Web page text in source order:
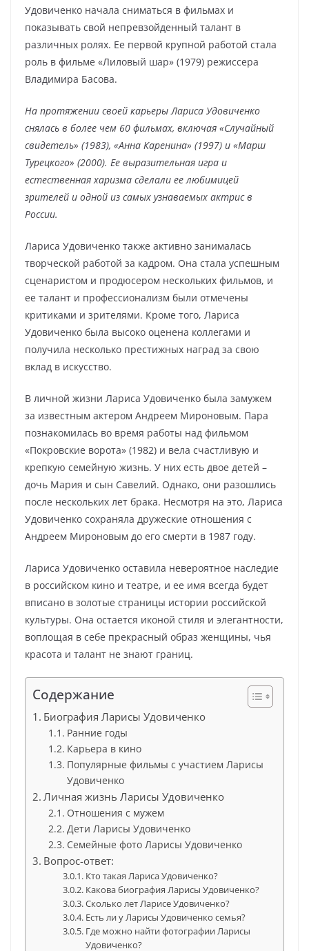
Удовиченко начала сниматься в фильмах и
показывать свой непревзойденный талант в
различных ролях. Ее первой крупной работой стала
роль в фильме «Лиловый шар» (1979) режиссера
Владимира Басова.
На протяжении своей карьеры Лариса Удовиченко
снялась в более чем 60 фильмах, включая «Случайный
свидетель» (1983), «Анна Каренина» (1997) и «Марш
Турецкого» (2000). Ее выразительная игра и
естественная харизма сделали ее любимицей
зрителей и одной из самых узнаваемых актрис в
России.
Лариса Удовиченко также активно занималась
творческой работой за кадром. Она стала успешным
сценаристом и продюсером нескольких фильмов, и
ее талант и профессионализм были отмечены
критиками и зрителями. Кроме того, Лариса
Удовиченко была высоко оценена коллегами и
получила несколько престижных наград за свою
вклад в искусство.
В личной жизни Лариса Удовиченко была замужем
за известным актером Андреем Мироновым. Пара
познакомилась во время работы над фильмом
«Покровские ворота» (1982) и вела счастливую и
крепкую семейную жизнь. У них есть двое детей –
дочь Мария и сын Савелий. Однако, они разошлись
после нескольких лет брака. Несмотря на это, Лариса
Удовиченко сохраняла дружеские отношения с
Андреем Мироновым до его смерти в 1987 году.
Лариса Удовиченко оставила невероятное наследие
в российском кино и театре, и ее имя всегда будет
вписано в золотые страницы истории российской
культуры. Она остается иконой стиля и элегантности,
воплощая в себе прекрасный образ женщины, чья
красота и талант не знают границ.
Содержание
Биография Ларисы Удовиченко
Ранние годы
Карьера в кино
Популярные фильмы с участием Ларисы
Удовиченко
Личная жизнь Ларисы Удовиченко
Отношения с мужем
Дети Ларисы Удовиченко
Семейные фото Ларисы Удовиченко
Вопрос-ответ:
Кто такая Лариса Удовиченко?
Какова биография Ларисы Удовиченко?
Сколько лет Ларисе Удовиченко?
Есть ли у Ларисы Удовиченко семья?
Где можно найти фотографии Ларисы
Удовиченко?